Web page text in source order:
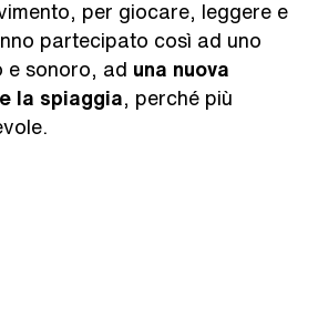
per giocare, leggere e
partecipato così ad uno
e sonoro, ad una nuova
la spiaggia , perché più